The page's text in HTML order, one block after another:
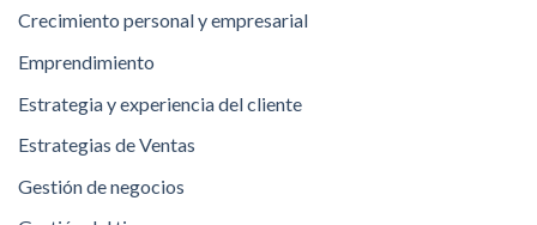
Crecimiento personal y empresarial
Emprendimiento
Estrategia y experiencia del cliente
Estrategias de Ventas
Gestión de negocios